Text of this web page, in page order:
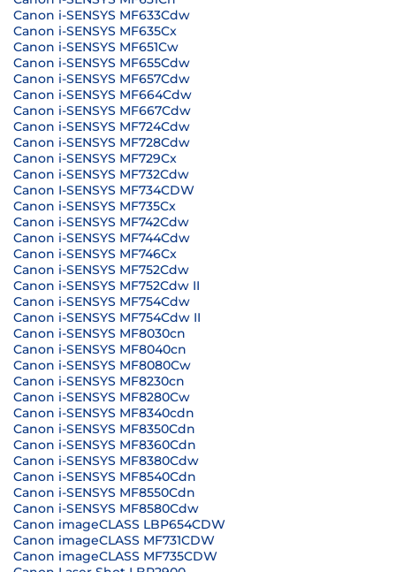
Canon i-SENSYS MF633Cdw
Canon i-SENSYS MF635Cx
Canon i-SENSYS MF651Cw
Canon i-SENSYS MF655Cdw
Canon i-SENSYS MF657Cdw
Canon i-SENSYS MF664Cdw
Canon i-SENSYS MF667Cdw
Canon i-SENSYS MF724Cdw
Canon i-SENSYS MF728Cdw
Canon i-SENSYS MF729Cx
Canon i-SENSYS MF732Cdw
Canon I-SENSYS MF734CDW
Canon i-SENSYS MF735Cx
Canon i-SENSYS MF742Cdw
Canon i-SENSYS MF744Cdw
Canon i-SENSYS MF746Cx
Canon i-SENSYS MF752Cdw
Canon i-SENSYS MF752Cdw II
Canon i-SENSYS MF754Cdw
Canon i-SENSYS MF754Cdw II
Canon i-SENSYS MF8030cn
Canon i-SENSYS MF8040cn
Canon i-SENSYS MF8080Cw
Canon i-SENSYS MF8230cn
Canon i-SENSYS MF8280Cw
Canon i-SENSYS MF8340cdn
Canon i-SENSYS MF8350Cdn
Canon i-SENSYS MF8360Cdn
Canon i-SENSYS MF8380Cdw
Canon i-SENSYS MF8540Cdn
Canon i-SENSYS MF8550Cdn
Canon i-SENSYS MF8580Cdw
Canon imageCLASS LBP654CDW
Canon imageCLASS MF731CDW
Canon imageCLASS MF735CDW